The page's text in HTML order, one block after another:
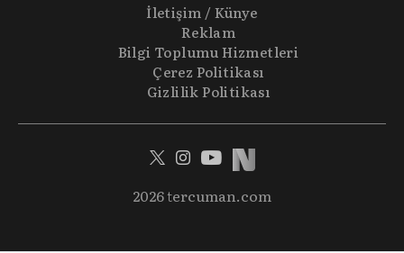
İletişim / Künye
Reklam
Bilgi Toplumu Hizmetleri
Çerez Politikası
Gizlilik Politikası
2026 tercuman.com